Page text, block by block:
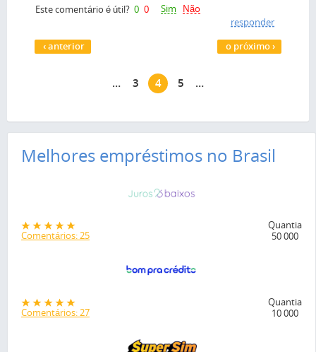
Este comentário é útil? 0 0 Sim
Não
responder
Páginas
‹ anterior
… 3 4 5 …
o próximo ›
Melhores empréstimos no Brasil
Comentários: 25
Quantia
50 000
Comentários: 27
Quantia
10 000